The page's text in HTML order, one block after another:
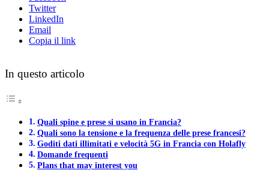
Twitter
LinkedIn
Email
Copia il link
In questo articolo
Quali spine e prese si usano in Francia?
Quali sono la tensione e la frequenza delle prese francesi?
Goditi dati illimitati e velocità 5G in Francia con Holafly
Domande frequenti
Plans that may interest you